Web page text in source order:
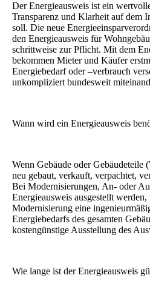
Der Energieausweis ist ein
Transparenz und Klarheit auf dem
soll. Die neue
den Energieausweis für
schrittweise zur Pflicht. Mit dem
bekommen Mieter und Käufer
Energiebedarf oder –verbrauch
unkompliziert bundesweit
Wann wird ein Energieausweis
Wenn Gebäude oder Gebäudeteile
neu gebaut, verkauft, verpachtet,
Bei Modernisierungen, An- oder
Energieausweis ausgestellt
Modernisierung eine
Energiebedarfs des gesamten
kostengünstige Ausstellung des
Wie lange ist der Energieausweis